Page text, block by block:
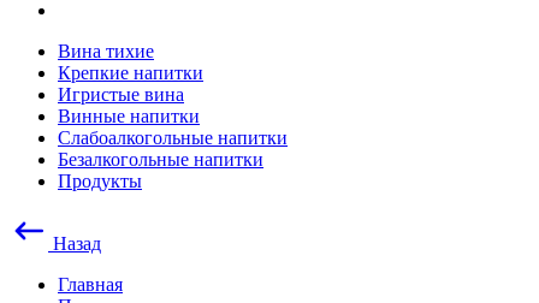
Вина тихие
Крепкие напитки
Игристые вина
Винные напитки
Слабоалкогольные напитки
Безалкогольные напитки
Продукты
Назад
Главная